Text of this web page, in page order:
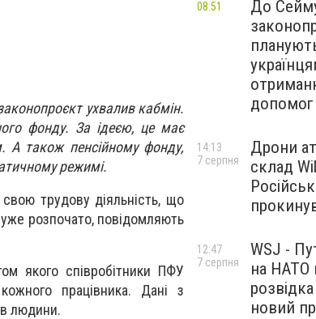
ухвалив кабмін.
фонду. За ідеєю, це має
А також пенсійному фонду,
режимі.
трудову діяльність, що
розпочато, повідомляють
якого співробітники ПФУ
працівника. Дані з
людини.
До
допомог
08:51
Дрони
склад
14:13
7 серпня
WSJ -
на НАТО
новий
12:47
7 серпня